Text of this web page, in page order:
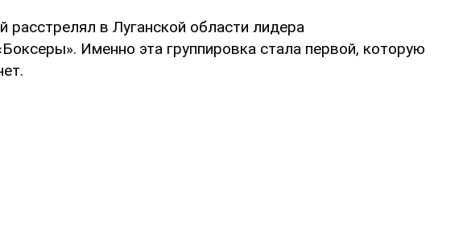
расстрелял в Луганской области лидера
Именно эта группировка стала первой, которую